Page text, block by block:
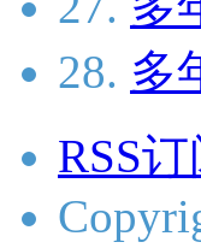
28. 多
RSS订